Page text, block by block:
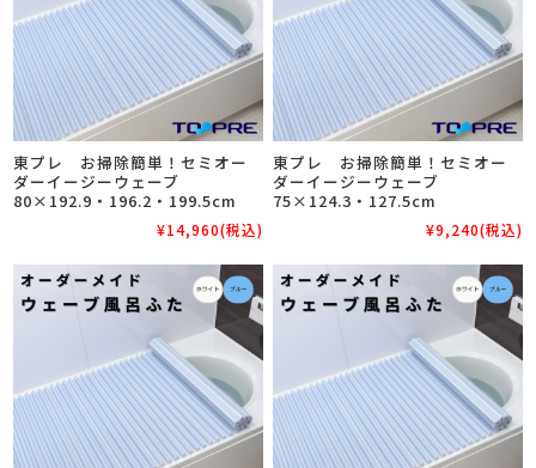
東プレ お掃除簡単！セミオー
ダーイージーウェーブ
80×192.9・196.2・199.5cm
¥14,960(税込)
東プレ お掃除簡単！セミオー
ダーイージーウェーブ
75×124.3・127.5cm
¥9,240(税込)